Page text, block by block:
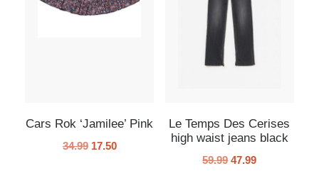
Cars Rok ‘Jamilee’ Pink
34.99 17.50
Le Temps Des Cerises
high waist jeans black
59.99 47.99